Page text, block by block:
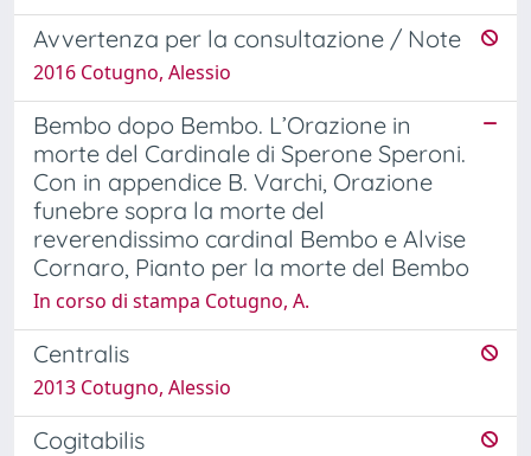
Avvertenza per la consultazione / Note
2016 Cotugno, Alessio
Bembo dopo Bembo. L’Orazione in
morte del Cardinale di Sperone Speroni.
Con in appendice B. Varchi, Orazione
funebre sopra la morte del
reverendissimo cardinal Bembo e Alvise
Cornaro, Pianto per la morte del Bembo
In corso di stampa Cotugno, A.
Centralis
2013 Cotugno, Alessio
Cogitabilis